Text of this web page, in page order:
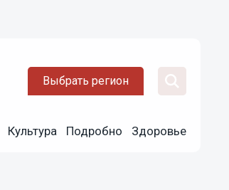
Выбрать регион
Культура Подробно Здоровье